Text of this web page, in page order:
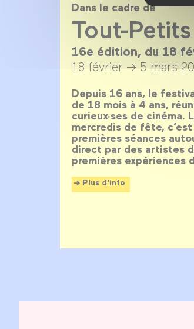
Dans le cadre de
Tout-
16e édition, du 18
18 février → 5 mars
Depuis 16 ans, le
de 18 mois à 4 ans,
curieux·ses de
mercredis de fête,
premières séances
direct par des artistes
premières expériences
Plus d'info